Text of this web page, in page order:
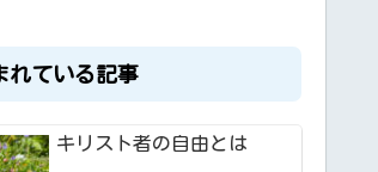
れている記事
キリスト者の自由とは